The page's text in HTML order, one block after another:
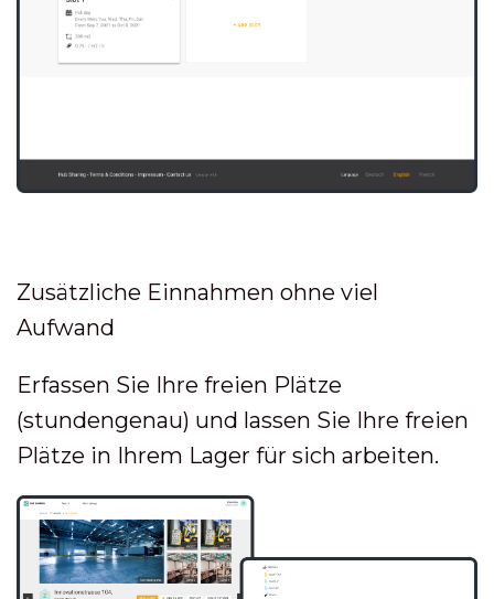
Zusätzliche Einnahmen ohne viel
Aufwand
Erfassen Sie Ihre freien Plätze
(stundengenau) und lassen Sie Ihre freien
Plätze in Ihrem Lager für sich arbeiten.